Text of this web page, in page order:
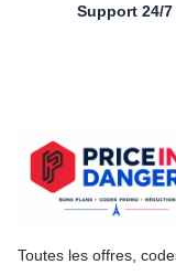
Support 24/7
Toutes les offres,